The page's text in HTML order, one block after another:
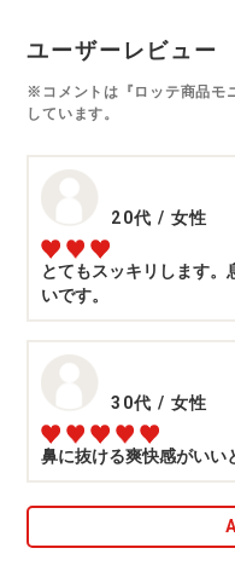
ユーザーレビュー
※コメントは『ロッテ商品モ
しています。
20代 / 女性
とてもスッキリします
いです。
30代 / 女性
鼻に抜ける爽快感がいい